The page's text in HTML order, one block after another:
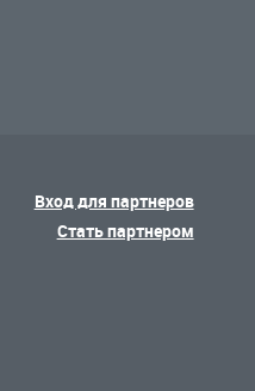
Вход для партнеров
Стать партнером